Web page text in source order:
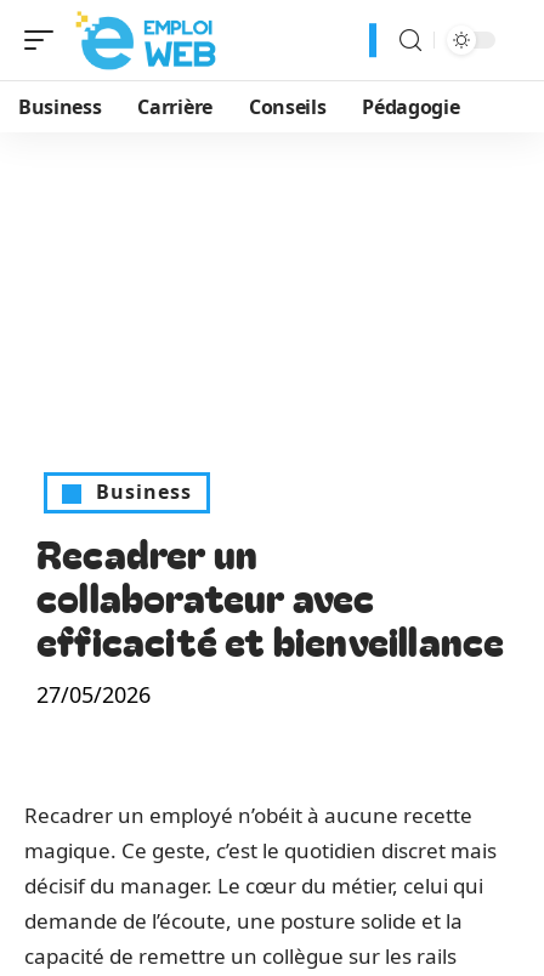
Business Carrière Conseils Pédagogie
Business
Recadrer un
collaborateur avec
efficacité et bienveillance
27/05/2026
Recadrer un employé n’obéit à aucune recette
magique. Ce geste, c’est le quotidien discret mais
décisif du manager. Le cœur du métier, celui qui
demande de l’écoute, une posture solide et la
capacité de remettre un collègue sur les rails